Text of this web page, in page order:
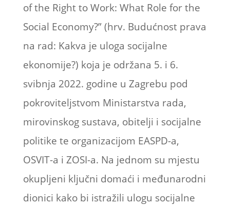
of the Right to Work: What Role for the
Social Economy?” (hrv. Budućnost prava
na rad: Kakva je uloga socijalne
ekonomije?) koja je održana 5. i 6.
svibnja 2022. godine u Zagrebu pod
pokroviteljstvom Ministarstva rada,
mirovinskog sustava, obitelji i socijalne
politike te organizacijom EASPD-a,
OSVIT-a i ZOSI-a. Na jednom su mjestu
okupljeni ključni domaći i međunarodni
dionici kako bi istražili ulogu socijalne